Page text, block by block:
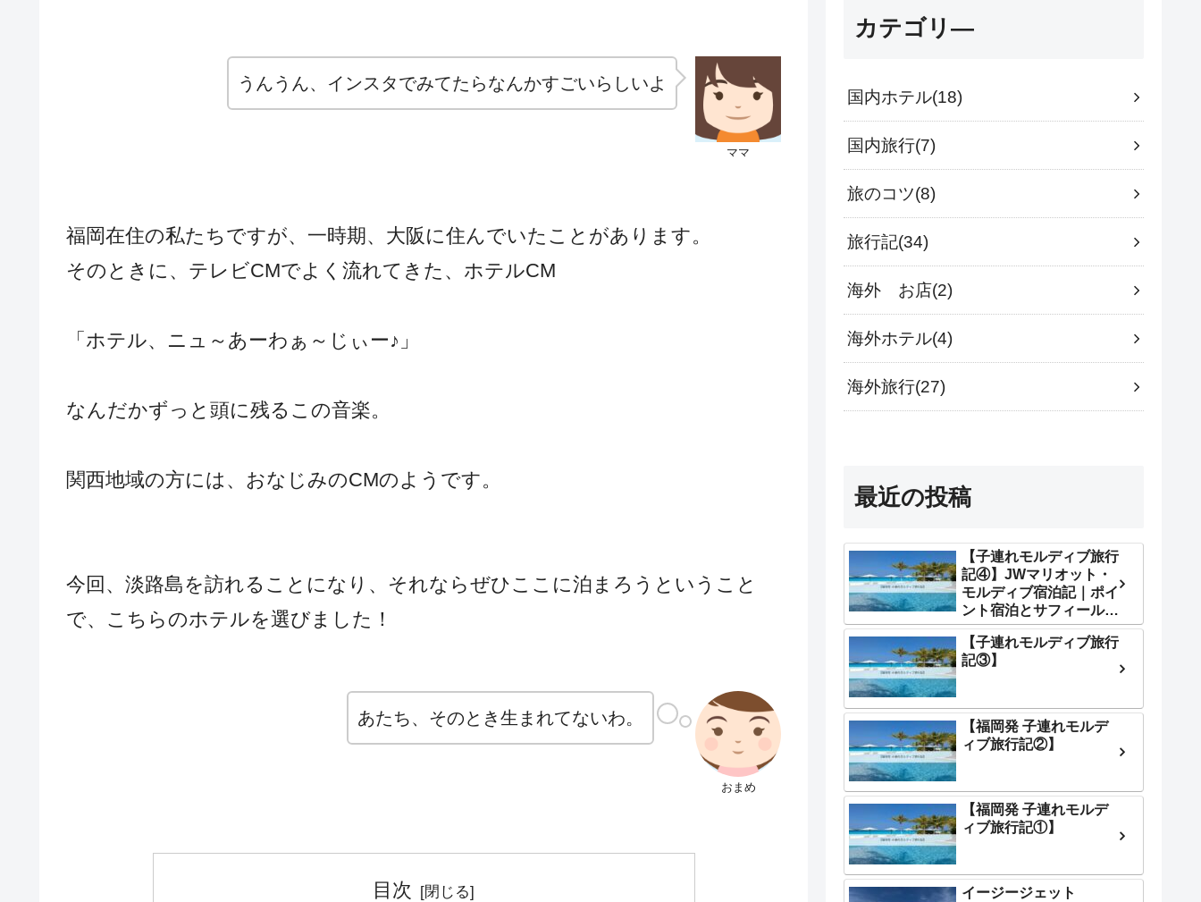
ママ
うんうん、インスタでみてたらなんかすごいらしいよ
福岡在住の私たちですが、一時期、大阪に住んでいたことがあります。
そのときに、テレビCMでよく流れてきた、ホテルCM
「ホテル、ニュ～あーわぁ～じぃー♪」
なんだかずっと頭に残るこの音楽。
関西地域の方には、おなじみのCMのようです。
今回、淡路島を訪れることになり、それならぜひここに泊まろうということ
で、こちらのホテルを選びました！
おまめ
あたち、そのとき生まれてないわ。
目次
カテゴリ―
国内ホテル 18
国内旅行 7
旅のコツ 8
旅行記 34
海外 お店 2
海外ホテル 4
海外旅行 27
最近の投稿
【子連れモルディブ旅行
記④】JWマリオット・
モルディブ宿泊記｜ポイ
ント宿泊とサフィール体
験が最高すぎた
【子連れモルディブ旅行
記③】
【福岡発 子連れモルデ
ィブ旅行記②】
【福岡発 子連れモルデ
ィブ旅行記①】
イージージェット